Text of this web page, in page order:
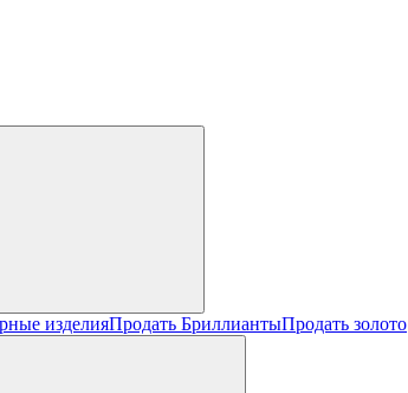
изделияПродать БриллиантыПродать золото